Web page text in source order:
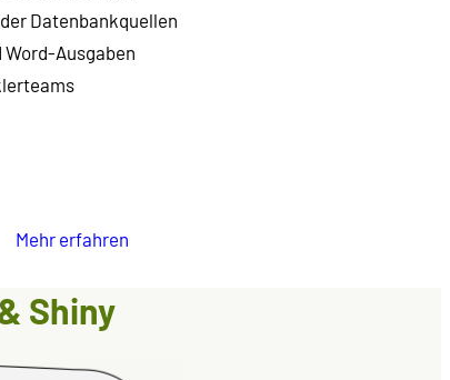
Datenbankquellen
Word-Ausgaben
Mehr erfahren
Shiny